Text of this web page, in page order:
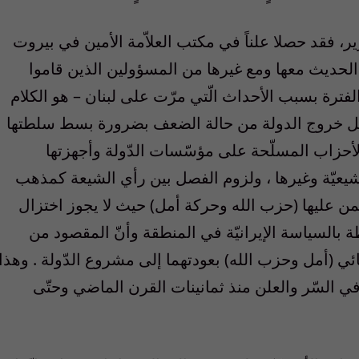
فقد حصلا علناً في مكتب العلاّمة الأمين في بيروت
معها ومع غيرها من المسؤولين الذين قاموا
الفترة بسبب الأحداث الّتي مرّت على لبنان – هو الكلام
خروج الدولة من حالة الضعف بضرورة بسط سلطتها
المسلّحة على مؤسّسات الدّولة وأجهزتها
وغيرها ، ولزوم الفصل بين رأي الشيعة كمذهب
عليها (حزب الله وحركة أمل) حيث لا يجوز اختزال
بالسياسة الإيرانيّة في المنطقة وأنّ المقصود من
(أمل وحزب الله) بعودتهما إلى مشروع الدّولة . وهذا
في السّر والعلن منذ ثمانينات القرن الماضي وحتّى